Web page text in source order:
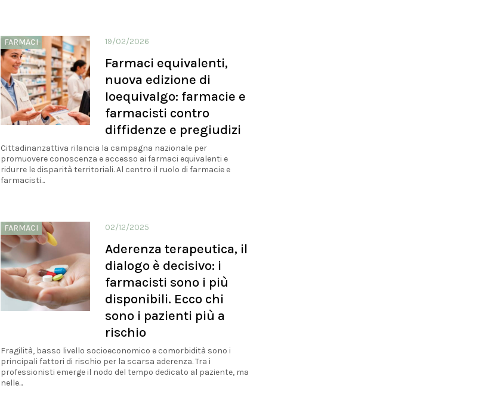
FARMACI 19/02/2026
Farmaci equivalenti,
nuova edizione di
Ioequivalgo: farmacie e
farmacisti contro
diffidenze e pregiudizi
Cittadinanzattiva rilancia la campagna nazionale per
promuovere conoscenza e accesso ai farmaci equivalenti e
ridurre le disparità territoriali. Al centro il ruolo di farmacie e
farmacisti...
FARMACI 02/12/2025
Aderenza terapeutica, il
dialogo è decisivo: i
farmacisti sono i più
disponibili. Ecco chi
sono i pazienti più a
rischio
Fragilità, basso livello socioeconomico e comorbidità sono i
principali fattori di rischio per la scarsa aderenza. Tra i
professionisti emerge il nodo del tempo dedicato al paziente, ma
nelle...